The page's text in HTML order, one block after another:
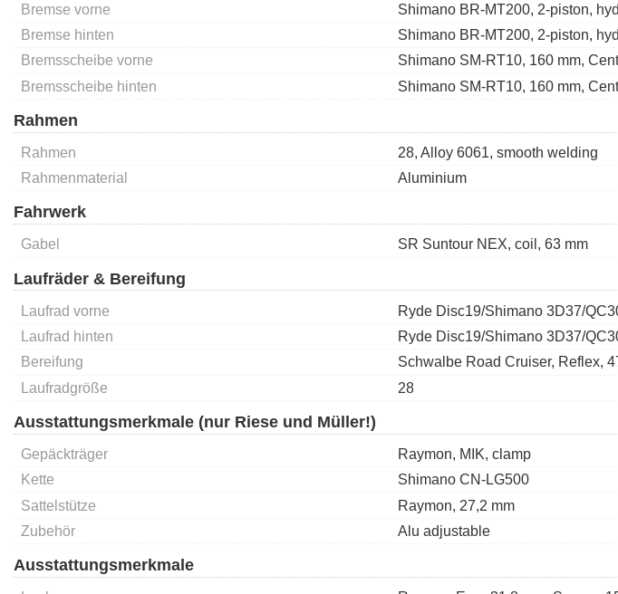
Bremse vorne
Shimano BR-MT200, 2-piston,
Bremse hinten
Shimano BR-MT200, 2-piston,
Bremsscheibe vorne
Shimano SM-RT10, 160 mm,
Bremsscheibe hinten
Shimano SM-RT10, 160 mm,
Rahmen
Rahmen
28, Alloy 6061, smooth welding
Rahmenmaterial
Aluminium
Fahrwerk
Gabel SR Suntour NEX, coil, 63 mm
Laufräder & Bereifung
Laufrad vorne
Ryde Disc19/Shimano 3D37/
Laufrad hinten
Ryde Disc19/Shimano 3D37/
Bereifung
Schwalbe Road Cruiser, Reflex,
Laufradgröße
28
Ausstattungsmerkmale (nur Riese und Müller!)
Gepäckträger
Raymon, MIK, clamp
Kette
Shimano CN-LG500
Sattelstütze
Raymon, 27,2 mm
Zubehör
Alu adjustable
Ausstattungsmerkmale